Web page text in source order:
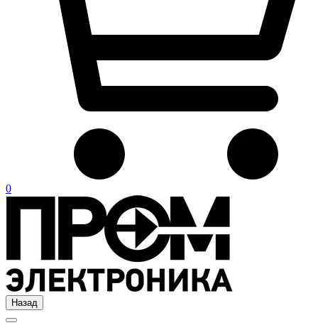
0
Назад